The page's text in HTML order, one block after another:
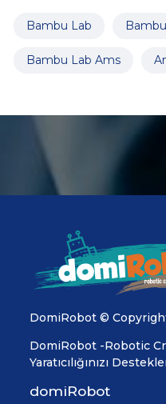
Bambu Lab
Bambu Lab Ams
DomiRobot ©
DomiRobot -Robotic
Yaratıcılığınızı
domiRobot